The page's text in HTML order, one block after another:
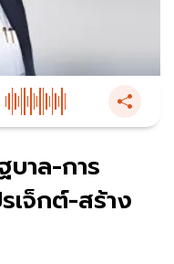
บาล-การ
เจ็กต์-สร้าง